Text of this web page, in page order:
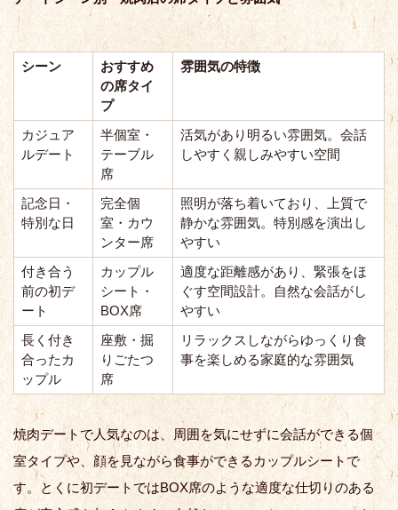
シーン
おすすめ
の席タイ
プ
雰囲気の特徴
カジュア
ルデート
半個室・
テーブル
席
活気があり明るい雰囲気。会話
しやすく親しみやすい空間
記念日・
特別な日
完全個
室・カウ
ンター席
照明が落ち着いており、上質で
静かな雰囲気。特別感を演出し
やすい
付き合う
前の初デ
ート
カップル
シート・
BOX席
適度な距離感があり、緊張をほ
ぐす空間設計。自然な会話がし
やすい
長く付き
合ったカ
ップル
座敷・掘
りごたつ
席
リラックスしながらゆっくり食
事を楽しめる家庭的な雰囲気
焼肉デートで人気なのは、周囲を気にせずに会話ができる個
室タイプや、顔を見ながら食事ができるカップルシートで
す。とくに初デートではBOX席のような適度な仕切りのある